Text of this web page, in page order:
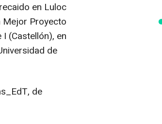
en Luloc
Mejor Proyecto
(Castellón), en
de
de